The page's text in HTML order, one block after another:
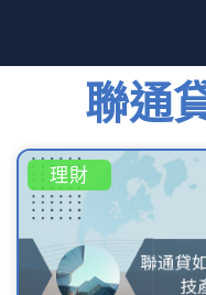
聯通
理財